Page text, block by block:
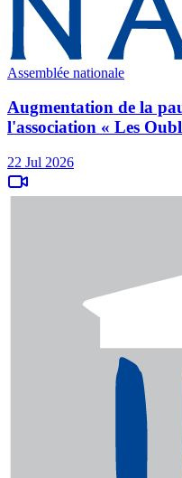
Assemblée nationale
Augmentation de la
l'association « Les
22 Jul 2026